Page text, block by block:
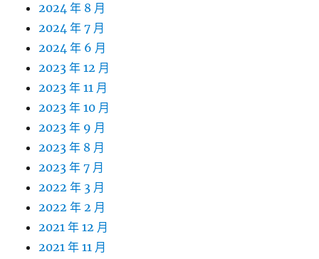
2024 年 8 月
2024 年 7 月
2024 年 6 月
2023 年 12 月
2023 年 11 月
2023 年 10 月
2023 年 9 月
2023 年 8 月
2023 年 7 月
2022 年 3 月
2022 年 2 月
2021 年 12 月
2021 年 11 月